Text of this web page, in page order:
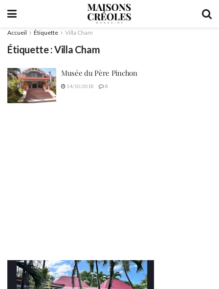
Accueil Étiquette Villa Cham
Étiquette :Villa Cham
Musée du Père Pinchon
14/10/2018 0